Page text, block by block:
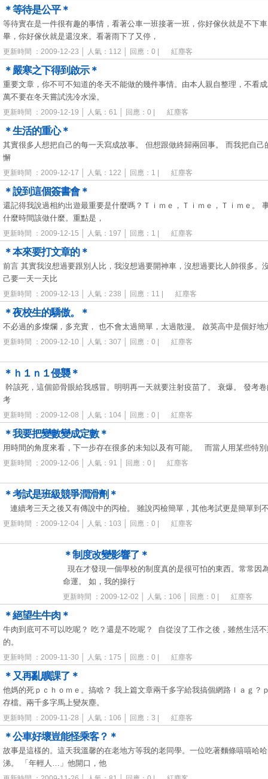
＊等待是公平＊
等待實在是一件很有趣的事情，看著公車一班接著一班，你好傢伙就是不下
畢，你好傢伙就是還沒來。看著雨下了又停，
更新時間 ：2009-12-23 │ 人氣：112 │ 回應：0 | 紅塵客
＊嚴寒之下得到啟示＊
重要文章，你不可不知道的冬天不能做的幾件事情。由本人親自整理，不看
萬不要在冬天嘗試洗冷水澡。
更新時間 ：2009-12-19 │ 人氣：61 │ 回應：0 | 紅塵客
＊生活的重心＊
其實很多人想把自己的每一天寫成故事。 但想跟做終歸兩回事。 而我把自
懈
更新時間 ：2009-12-17 │ 人氣：122 │ 回應：1 | 紅塵客
＊說到這個簽書會＊
還記得我說過相約出遊最重要是什麼嗎？Ｔｉｍｅ，Ｔｉｍｅ，Ｔｉｍｅ。
什麼時間該做什麼。重點是，
更新時間 ：2009-12-15 │ 人氣：197 │ 回應：1 | 紅塵客
＊本來要打文章的＊
前言 其實我沒想過要跟別人比，我沒想過要開神車，沒想過要比人帥很多。
己要一天一天比
更新時間 ：2009-12-13 │ 人氣：238 │ 回應：11 | 紅塵客
＊夜校生的驕傲。＊
不必過的多燦爛，多充實， 也不會太過簡單，太過散漫。 啟英高中是個好
更新時間 ：2009-12-10 │ 人氣：307 │ 回應：0 | 紅塵客
＊ｈ１ｎ１侵襲＊
幹該死，這個節骨眼給我感冒。明明再一天就要注射疫苗了。 衰爆。 發考
考
更新時間 ：2009-12-08 │ 人氣：104 │ 回應：0 | 紅塵客
＊我要把變數變成定數＊
用時間的角度來看，下一步存在很多的未知以及有可能。 而當人用某些特
更新時間 ：2009-12-06 │ 人氣：91 │ 回應：0 | 紅塵客
＊考試是班級競爭潤滑劑＊
連續考三天之後又有傳說中的丙檢。 雖說丙檢簡單，其他考試更是簡單到
更新時間 ：2009-12-04 │ 人氣：103 │ 回應：0 | 紅塵客
＊制度改變影響了＊
現在才發現一個學校的制度真的是很可怕的東西。常常因
命運。 如，我的操行
更新時間 ：2009-12-02 │ 人氣：106 │ 回應：0 | 紅塵客
＊絕望生牛肉＊
牛肉到底可不可以吃呢？ 吃？還是不吃呢？ 自從沒了工作之後，雖然生活
的。
更新時間 ：2009-11-30 │ 人氣：175 │ 回應：0 | 紅塵客
＊又再亂曠課了＊
他媽的死ｐｃｈｏｍｅ。搞啥？ 我上篇文章兩千多字給我搞個網路ｌａｇ？
存檔。兩千多字馬上變灰塵。
更新時間 ：2009-11-28 │ 人氣：106 │ 回應：3 | 紅塵客
＊公車好壞豈能怪乘客？＊
故事是這樣的。這天我溫馨的在老地方等我的老同學。一位吃著麵條嘻嘻哈
涕。 「年輕人…」他開口，他